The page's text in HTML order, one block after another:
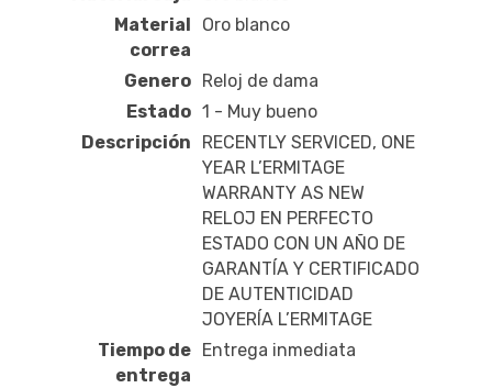
Material
correa
Oro blanco
Genero Reloj de dama
Estado 1 - Muy bueno
Descripción
RECENTLY SERVICED, ONE
YEAR L’ERMITAGE
WARRANTY AS NEW
RELOJ EN PERFECTO
ESTADO CON UN AÑO DE
GARANTÍA Y CERTIFICADO
DE AUTENTICIDAD
JOYERÍA L’ERMITAGE
Tiempo de
entrega
Entrega inmediata